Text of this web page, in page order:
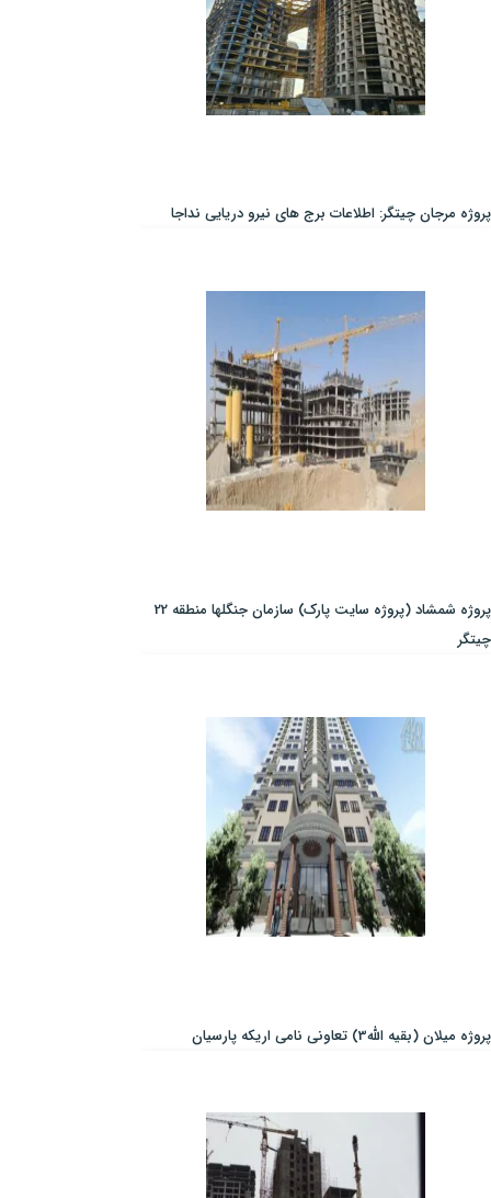
پروژه مرجان چیتگر: اطلاعات برج های نیرو دریایی نداجا
پروژه شمشاد (پروژه سایت پارک) سازمان جنگلها منطقه 22
چیتگر
پروژه میلان (بقیه الله3) تعاونی نامی اریکه پارسیان